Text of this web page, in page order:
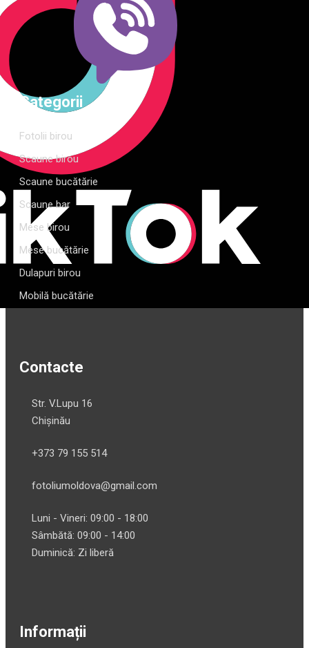
Categorii
Fotolii birou
Scaune birou
Scaune bucătărie
Scaune bar
Mese birou
Mese bucătărie
Dulapuri birou
Mobilă bucătărie
Contacte
Str. V.Lupu 16
Chișinău
+373 79 155 514
fotoliumoldova@gmail.com
Luni - Vineri: 09:00 - 18:00
Sâmbătă: 09:00 - 14:00
Duminică: Zi liberă
Informații